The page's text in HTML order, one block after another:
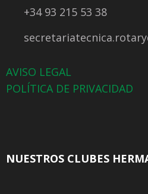
+34 93 215 53 38
AVISO LEGAL
POLÍTICA DE PRIVACIDAD
NUESTROS CLUBES